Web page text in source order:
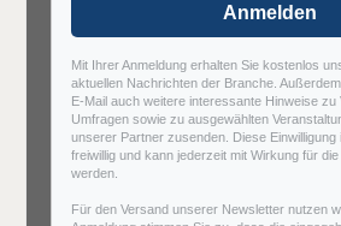
Anmelden
Mit Ihrer Anmeldung erhalten Sie kostenlos
aktuellen Nachrichten der Branche.
E-Mail auch weitere interessante Hinweise zu
Umfragen sowie zu ausgewählten
unserer Partner zusenden. Diese
freiwillig und kann jederzeit mit Wirkung für
werden.
Für den Versand unserer Newsletter nutzen